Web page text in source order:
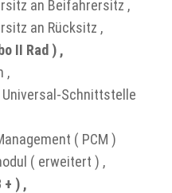
an Beifahrersitz ,
an Rücksitz ,
II Rad ) ,
,
Schnittstelle
( PCM )
( erweitert ) ,
+ ) ,